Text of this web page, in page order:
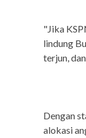
"Jika
lindung
terjun,
Dengan
alokasi